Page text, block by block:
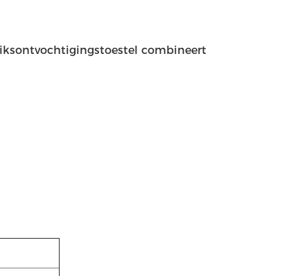
combineert